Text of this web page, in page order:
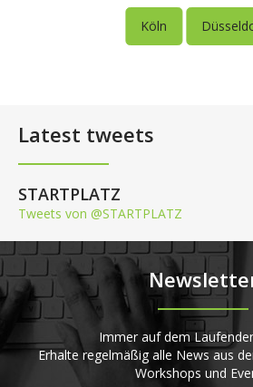
Köln
Latest tweets
STARTPLATZ
Tweets von @STARTPLATZ
Immer auf dem
Erhalte regelmäßig alle News aus
Workshops und